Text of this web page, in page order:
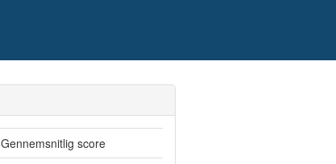
Gennemsnitlig score